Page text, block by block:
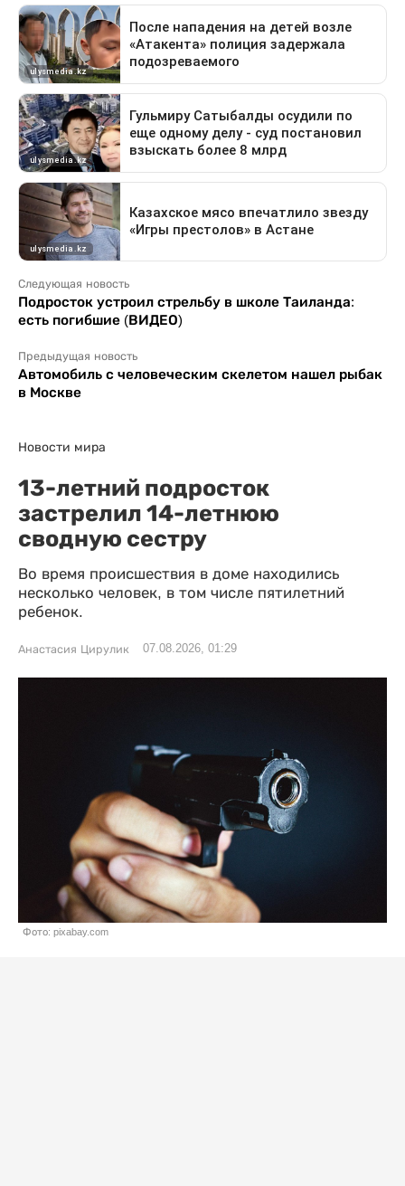
Следующая новость
Подросток устроил стрельбу в школе Таиланда:
есть погибшие (ВИДЕО)
Предыдущая новость
Автомобиль с человеческим скелетом нашел рыбак
в Москве
Новости мира
13-летний подросток
застрелил 14-летнюю
сводную сестру
Во время происшествия в доме находились
несколько человек, в том числе пятилетний
ребенок.
Анастасия Цирулик 07.08.2026, 01:29
Фото: pixabay.com